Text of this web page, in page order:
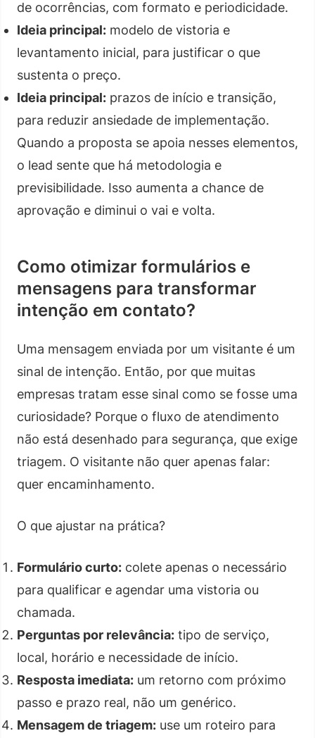
de ocorrências, com formato e periodicidade.
Ideia principal: modelo de vistoria e
levantamento inicial, para justificar o que
sustenta o preço.
Ideia principal: prazos de início e transição,
para reduzir ansiedade de implementação.
Quando a proposta se apoia nesses elementos,
o lead sente que há metodologia e
previsibilidade. Isso aumenta a chance de
aprovação e diminui o vai e volta.
Como otimizar formulários e
mensagens para transformar
intenção em contato?
Uma mensagem enviada por um visitante é um
sinal de intenção. Então, por que muitas
empresas tratam esse sinal como se fosse uma
curiosidade? Porque o fluxo de atendimento
não está desenhado para segurança, que exige
triagem. O visitante não quer apenas falar:
quer encaminhamento.
O que ajustar na prática?
Formulário curto: colete apenas o necessário
para qualificar e agendar uma vistoria ou
chamada.
Perguntas por relevância: tipo de serviço,
local, horário e necessidade de início.
Resposta imediata: um retorno com próximo
passo e prazo real, não um genérico.
Mensagem de triagem: use um roteiro para